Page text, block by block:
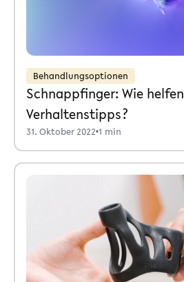
Behandlungsoptionen
Schnappfinger: Wie helfen
Verhaltenstipps?
31. Oktober 2022•1 min